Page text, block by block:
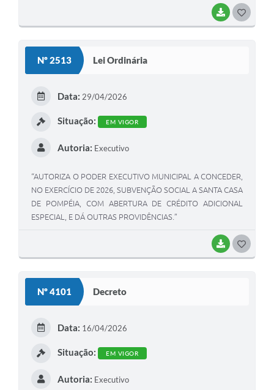
BAIXAR
Nº 2513 Lei Ordinária
BAIXAR
Data: 29/04/2026
Situação: EM VIGOR
Autoria: Executivo
“AUTORIZA O PODER EXECUTIVO MUNICIPAL A CONCEDER,
NO EXERCÍCIO DE 2026, SUBVENÇÃO SOCIAL A SANTA CASA
DE POMPÉIA, COM ABERTURA DE CRÉDITO ADICIONAL
ESPECIAL, E DÁ OUTRAS PROVIDÊNCIAS.”
Nº 4101 Decreto
Data: 16/04/2026
Situação: EM VIGOR
Autoria: Executivo